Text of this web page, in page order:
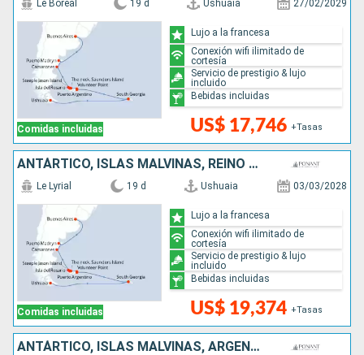
Comidas incluidas
Le Boreal 19 d Ushuaia 27/02/2029
US$ 17,746 +Tasas
Lujo a la francesa
Conexión wifi ilimitado de
cortesía
Servicio de prestigio & lujo
incluido
Bebidas incluidas
ANTÁRTICO, ISLAS MALVINAS, REINO UNIDO, ARGENTINA
Comidas incluidas
Le Lyrial 19 d Ushuaia 03/03/2028
US$ 19,374 +Tasas
Lujo a la francesa
Conexión wifi ilimitado de
cortesía
Servicio de prestigio & lujo
incluido
Bebidas incluidas
ANTÁRTICO, ISLAS MALVINAS, ARGENTINA